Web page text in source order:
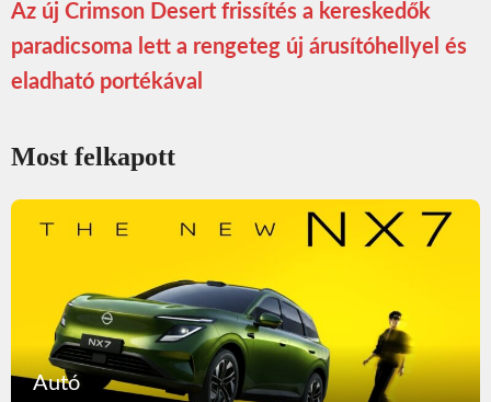
Az új Crimson Desert frissítés a kereskedők
paradicsoma lett a rengeteg új árusítóhellyel és
eladható portékával
Most felkapott
Autó